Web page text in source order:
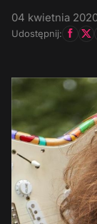
04 kwietnia
Udostępnij: